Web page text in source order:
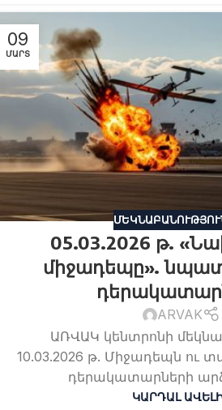
09
ՄԱՐՏ
05.03.2026 թ.
միջադեպը».
ARVAK
ԱՌՎԱԿ կենտրոնի
10.03.2026 թ. Միջադեպն ու
դերակատարների
ԿԱՐԴԱԼ